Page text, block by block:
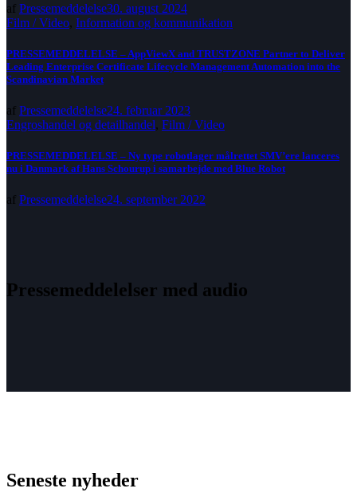
af Pressemeddelelse30. august 2024
Film / Video, Information og kommunikation
PRESSEMEDDELELSE – AppViewX and TRUSTZONE Partner to Deliver
Leading Enterprise Certificate Lifecycle Management Automation into the
Scandinavian Market
af Pressemeddelelse24. februar 2023
Engroshandel og detailhandel, Film / Video
PRESSEMEDDELELSE – Ny type robotlager målrettet SMV’ere lanceres
nu i Danmark af Hans Schourup i samarbejde med Blue Robot
af Pressemeddelelse24. september 2022
Pressemeddelelser med audio
Seneste nyheder